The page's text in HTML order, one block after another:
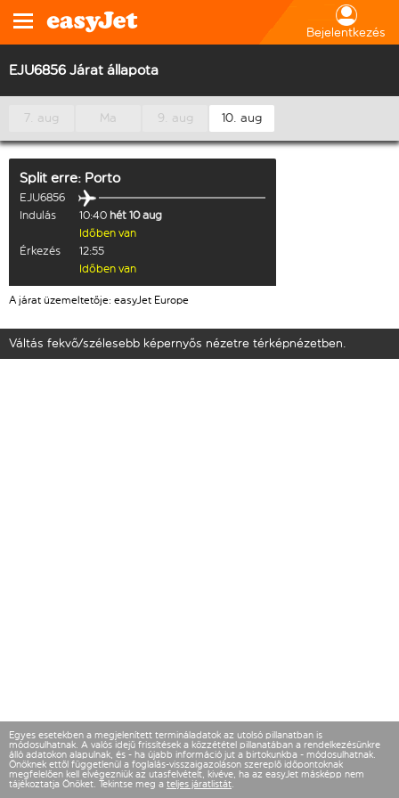
Bejelentkezés
EJU6856 Járat állapota
7. aug Ma 9. aug 10. aug
Split erre: Porto
EJU6856
Indulás
10:40 hét 10 aug
Időben van
Érkezés
12:55
Időben van
A járat üzemeltetője: easyJet Europe
Váltás fekvő/szélesebb képernyős nézetre térképnézetben.
Egyes esetekben a megjelenített termináladatok az utolsó pillanatban is
módosulhatnak. A valós idejű frissítések a közzététel pillanatában a rendelkezésünkre
álló adatokon alapulnak, és - ha újabb információ jut a birtokunkba - módosulhatnak.
Önöknek ettől függetlenül a foglalás-visszaigazoláson szereplő időpontoknak
megfelelően kell elvégezniük az utasfelvételt, kivéve, ha az easyJet másképp nem
tájékoztatja Önöket. Tekintse meg a teljes járatlistát.